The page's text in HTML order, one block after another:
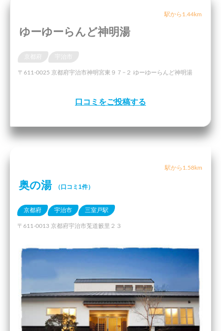
駅から1.44km
ゆーゆーらんど神明湯
京都府
〒611-0025 京都府宇治市神明宮東９７−２ ゆーゆーらんど神明湯
口コミをご投稿する
駅から1.58km
奥の湯 （口コミ1件）
京都府 宇治市 三室戸駅
〒611-0013 京都府宇治市莵道籔里２３